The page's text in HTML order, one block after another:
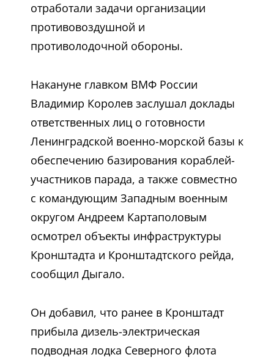
отработали задачи организации
противовоздушной и
противолодочной обороны.
Накануне главком ВМФ России
Владимир Королев заслушал доклады
ответственных лиц о готовности
Ленинградской военно-морской базы к
обеспечению базирования кораблей-
участников парада, а также совместно
с командующим Западным военным
округом Андреем Картаполовым
осмотрел объекты инфраструктуры
Кронштадта и Кронштадтского рейда,
сообщил Дыгало.
Он добавил, что ранее в Кронштадт
прибыла дизель-электрическая
подводная лодка Северного флота